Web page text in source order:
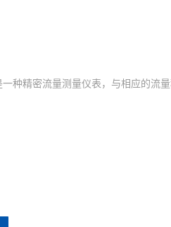
种精密流量测量仪表，与相应的流